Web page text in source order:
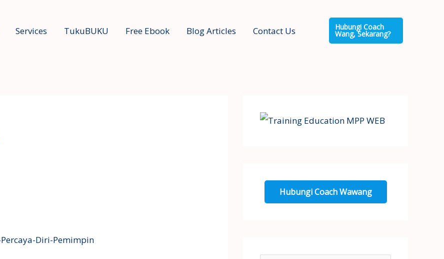
Services TukuBUKU Free Ebook Blog Articles Contact Us Hubungi Coach
Wang, Sekarang?
Hubungi Coach Wawang